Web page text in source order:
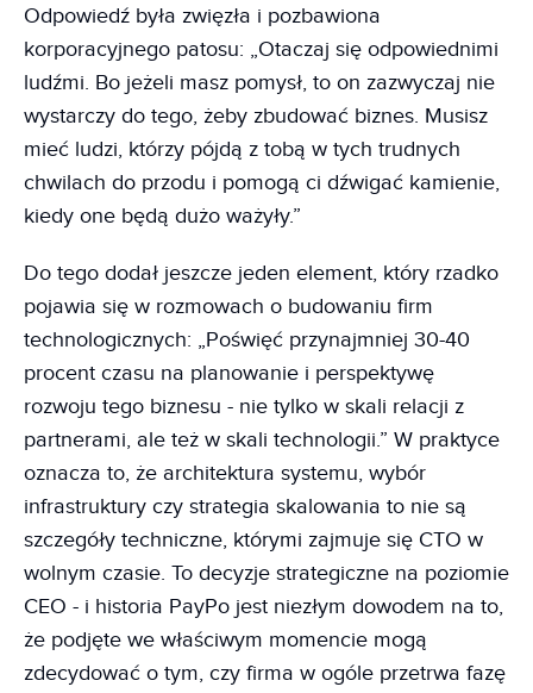
Odpowiedź była zwięzła i pozbawiona
korporacyjnego patosu: „Otaczaj się odpowiednimi
ludźmi. Bo jeżeli masz pomysł, to on zazwyczaj nie
wystarczy do tego, żeby zbudować biznes. Musisz
mieć ludzi, którzy pójdą z tobą w tych trudnych
chwilach do przodu i pomogą ci dźwigać kamienie,
kiedy one będą dużo ważyły.”
Do tego dodał jeszcze jeden element, który rzadko
pojawia się w rozmowach o budowaniu firm
technologicznych: „Poświęć przynajmniej 30-40
procent czasu na planowanie i perspektywę
rozwoju tego biznesu - nie tylko w skali relacji z
partnerami, ale też w skali technologii.” W praktyce
oznacza to, że architektura systemu, wybór
infrastruktury czy strategia skalowania to nie są
szczegóły techniczne, którymi zajmuje się CTO w
wolnym czasie. To decyzje strategiczne na poziomie
CEO - i historia PayPo jest niezłym dowodem na to,
że podjęte we właściwym momencie mogą
zdecydować o tym, czy firma w ogóle przetrwa fazę